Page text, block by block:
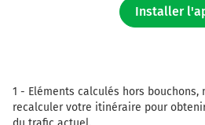
Pont de Saint-Cloud
mètres
Pont de Saint-Cloud
Installer
1 - Eléments calculés hors bouchons,
recalculer votre itinéraire pour